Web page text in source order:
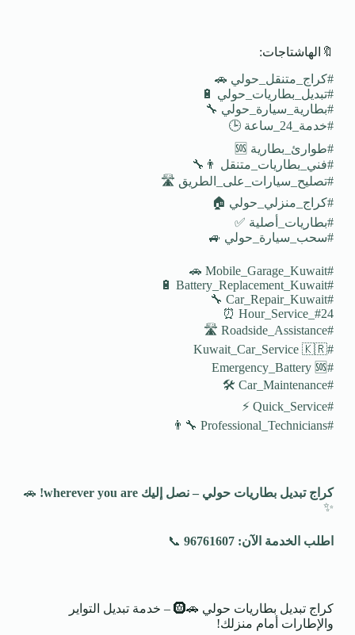
🔖الهاشتاجات:
#كراج_متنقل_حولي 🚗
#تبديل_بطاريات_حولي 🔋
#بطارية_سيارة_حولي 🔧
#خدمة_24_ساعة 🕒
#طوارئ_بطارية 🆘
#فني_بطاريات_متنقل 👨‍🔧
#تصليح_سيارات_على_الطريق 🛣️
#كراج_منزلي_حولي 🏠
#بطاريات_أصلية ✅
#سحب_سيارة_حولي 🚙
#Mobile_Garage_Kuwait 🚗
#Battery_Replacement_Kuwait 🔋
#Car_Repair_Kuwait 🔧
#24_Hour_Service ⏰
#Roadside_Assistance 🛣️
#Kuwait_Car_Service 🇰🇷
#Emergency_Battery 🆘
#Car_Maintenance 🛠️
#Quick_Service ⚡
#Professional_Technicians 👨‍🔧
كراج تبديل بطاريات حولي – نصل إليك
🚗
✨
اطلب الخدمة الآن: 96761607 📞
كراج تبديل بطاريات حولي 🚗🛞 – خدمة تبديل التواير
والإطارات أمام منزلك!